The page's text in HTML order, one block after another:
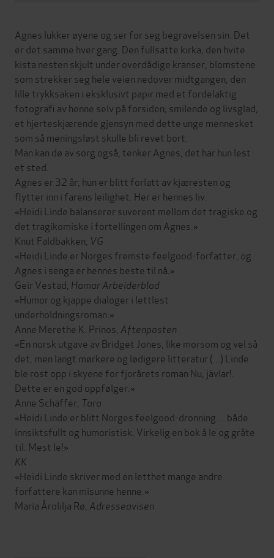
Agnes lukker øyene og ser for seg begravelsen sin. Det
er det samme hver gang. Den fullsatte kirka, den hvite
kista nesten skjult under overdådige kranser, blomstene
som strekker seg hele veien nedover midtgangen, den
lille trykksaken i eksklusivt papir med et fordelaktig
fotografi av henne selv på forsiden; smilende og livsglad,
et hjerteskjærende gjensyn med dette unge mennesket
som så meningsløst skulle bli revet bort.
Man kan dø av sorg også, tenker Agnes, det har hun lest
et sted.
Agnes er 32 år, hun er blitt forlatt av kjæresten og
flytter inn i farens leilighet. Her er hennes liv.
«Heidi Linde balanserer suverent mellom det tragiske og
det tragikomiske i fortellingen om Agnes.»
Knut Faldbakken, VG
«Heidi Linde er Norges fremste feelgood-forfatter, og
Agnes i senga er hennes beste til nå.»
Geir Vestad, Hamar Arbeiderblad
«Humor og kjappe dialoger i lettlest
underholdningsroman.»
Anne Merethe K. Prinos, Aftenposten
«En norsk utgave av Bridget Jones, like morsom og vel så
det, men langt mørkere og lødigere litteratur (...) Linde
ble rost opp i skyene for fjorårets roman Nu, jävlar!.
Dette er en god oppfølger.»
Anne Schäffer, Tara
«Heidi Linde er blitt Norges feelgood-dronning ... både
innsiktsfullt og humoristisk. Virkelig en bok å le og gråte
til. Mest le!»
KK
«Heidi Linde skriver med en letthet mange andre
forfattere kan misunne henne.»
Maria Årolilja Rø, Adresseavisen